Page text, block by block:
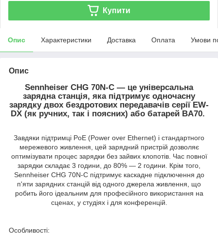
Купити
Опис Характеристики Доставка Оплата Умови
Опис
Sennheiser CHG 70N-C — це універсальна
зарядна станція, яка підтримує одночасну
зарядку двох бездротових передавачів серії EW-
DX (як ручних, так і поясних) або батарей BA70.
Завдяки підтримці PoE (Power over Ethernet) і стандартного
мережевого живлення, цей зарядний пристрій дозволяє
оптимізувати процес зарядки без зайвих клопотів. Час повної
зарядки складає 3 години, до 80% — 2 години. Крім того,
Sennheiser CHG 70N-C підтримує каскадне підключення до
п'яти зарядних станцій від одного джерела живлення, що
робить його ідеальним для професійного використання на
сценах, у студіях і для конференцій.
Особливості: